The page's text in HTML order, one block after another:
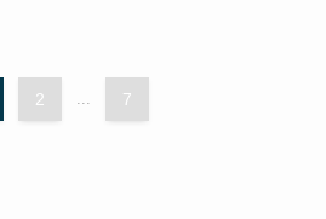
2 ... 7